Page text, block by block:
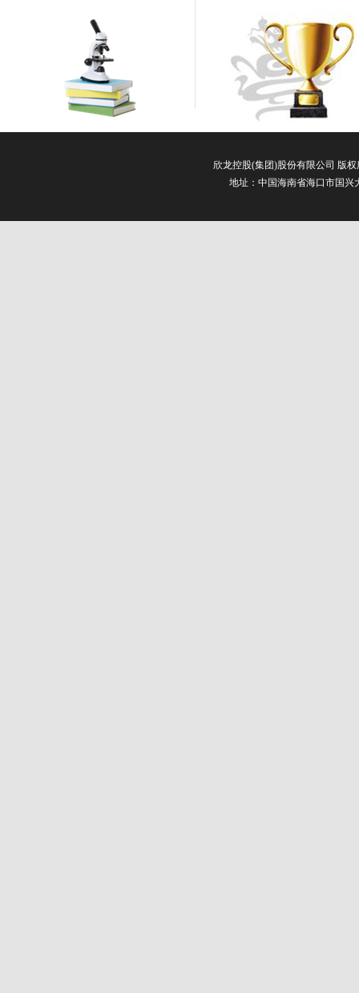
欣龙控股(集团)股份有限公司 版
地址：中国海南省海口市国兴